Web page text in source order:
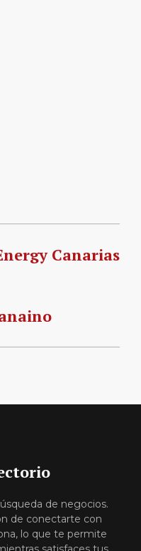
Canarias
de negocios.
de conectarte con
lo que te permite